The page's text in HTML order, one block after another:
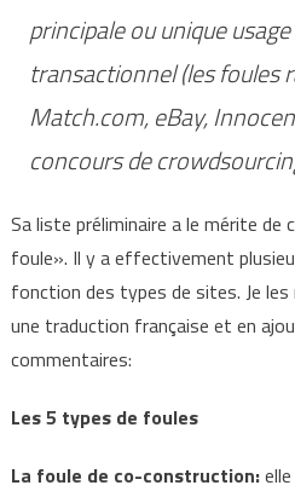
principale ou unique
transactionnel (les foules
Match.com, eBay,
concours de
Sa liste préliminaire a le mérite de
foule». Il y a effectivement
fonction des types de sites. Je
une traduction française et en
commentaires:
Les 5 types de foules
La foule de co-construction:elle